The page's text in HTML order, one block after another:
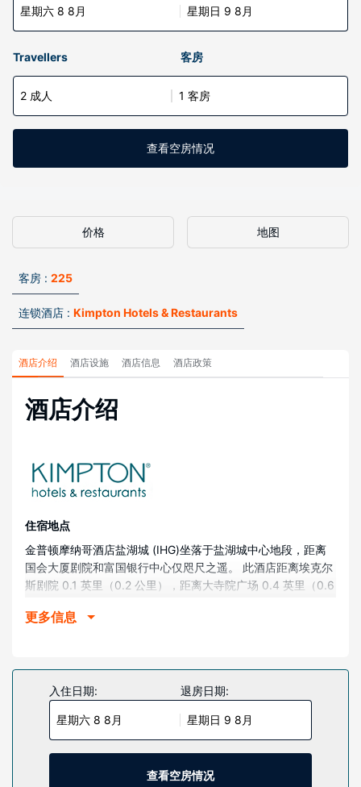
星期六 8 8月 星期日 9 8月
Travellers 客房
2 成人 1 客房
查看空房情况
价格 地图
客房 : 225
连锁酒店 : Kimpton Hotels & Restaurants
酒店介绍 酒店设施 酒店信息 酒店政策
酒店介绍
住宿地点
金普顿摩纳哥酒店盐湖城 (IHG)坐落于盐湖城中心地段，距离
国会大厦剧院和富国银行中心仅咫尺之遥。 此酒店距离埃克尔
斯剧院 0.1 英里（0.2 公里），距离大寺院广场 0.4 英里（0.6
客房
的舒适。您的加厚层卧床备有羽绒被和意大利 Frette 床单。提
供免费无线网络，方便您与朋友保持联系；卫星频道可满足您
的娱乐需求。私人浴室提供名牌洗护用品和吹风机。
物业设施
您可利用免费 WiFi、礼宾服务和婚庆服务等便利服务和设施。
此酒店的其他特色包括大堂壁炉、舞厅和自行车停放区。
更多信息
入住日期:
星期六 8 8月
退房日期:
星期日 9 8月
查看空房情况